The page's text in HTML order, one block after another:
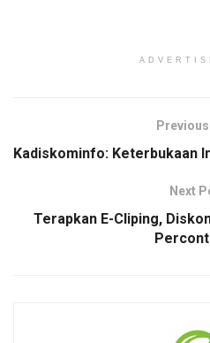
Kadiskominfo: Keterbukaan
Next
Terapkan E-Cliping,